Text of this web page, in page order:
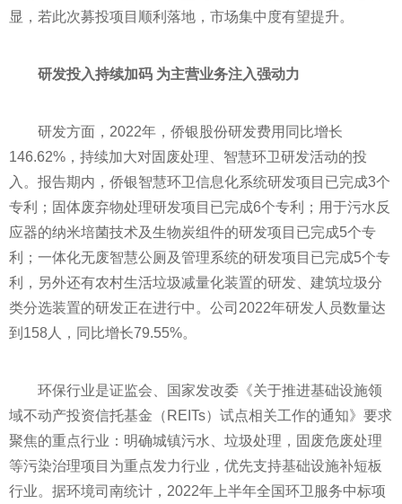
显，若此次募投项目顺利落地，市场集中度有望提升。
研发投入持续加码 为主营业务注入强动力
研发方面，2022年，侨银股份研发费用同比增长
146.62%，持续加大对固废处理、智慧环卫研发活动的投
入。报告期内，侨银智慧环卫信息化系统研发项目已完成3个
专利；固体废弃物处理研发项目已完成6个专利；用于污水反
应器的纳米培菌技术及生物炭组件的研发项目已完成5个专
利；一体化无废智慧公厕及管理系统的研发项目已完成5个专
利，另外还有农村生活垃圾减量化装置的研发、建筑垃圾分
类分选装置的研发正在进行中。公司2022年研发人员数量达
到158人，同比增长79.55%。
环保行业是证监会、国家发改委《关于推进基础设施领
域不动产投资信托基金（REITs）试点相关工作的通知》要求
聚焦的重点行业：明确城镇污水、垃圾处理，固废危废处理
等污染治理项目为重点发力行业，优先支持基础设施补短板
行业。据环境司南统计，2022年上半年全国环卫服务中标项